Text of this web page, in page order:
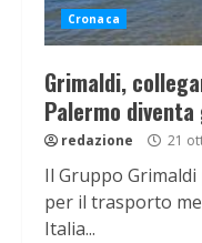
Cronaca
Grimaldi,
Palermo
redazione 21
Il Gruppo
per il trasporto
Italia...